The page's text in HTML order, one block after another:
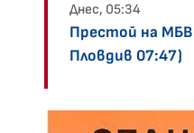
Днес, 05:34
Престой на МБВ
Пловдив 07:47)